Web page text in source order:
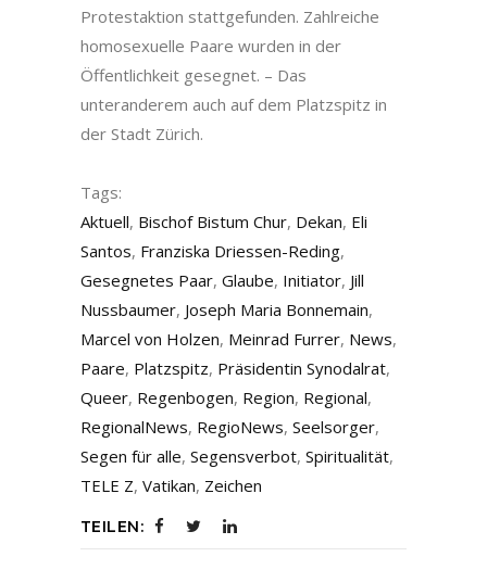
Protestaktion stattgefunden. Zahlreiche
homosexuelle Paare wurden in der
Öffentlichkeit gesegnet. – Das
unteranderem auch auf dem Platzspitz in
der Stadt Zürich.
Tags:
Aktuell, Bischof Bistum Chur, Dekan, Eli
Santos, Franziska Driessen-Reding,
Gesegnetes Paar, Glaube, Initiator, Jill
Nussbaumer, Joseph Maria Bonnemain,
Marcel von Holzen, Meinrad Furrer, News,
Paare, Platzspitz, Präsidentin Synodalrat,
Queer, Regenbogen, Region, Regional,
RegionalNews, RegioNews, Seelsorger,
Segen für alle, Segensverbot, Spiritualität,
TELE Z, Vatikan, Zeichen
TEILEN: